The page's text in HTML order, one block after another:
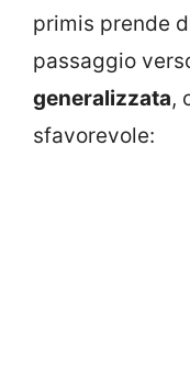
primis prende
passaggio
generalizzata,
sfavorevole: